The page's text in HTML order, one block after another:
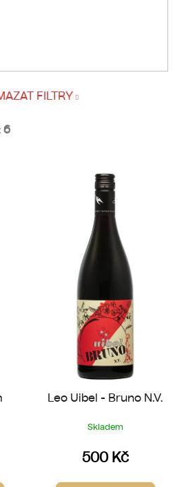
FILTRY
6
Leo Uibel - Bruno N.V.
Skladem
500 Kč